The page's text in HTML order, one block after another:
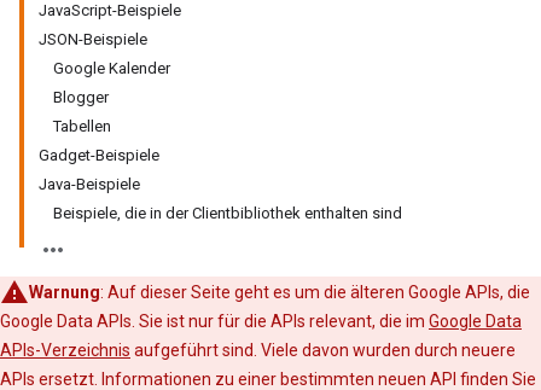
JavaScript-Beispiele
JSON-Beispiele
Google Kalender
Blogger
Tabellen
Gadget-Beispiele
Java-Beispiele
Beispiele, die in der Clientbibliothek enthalten sind
Warnung: Auf dieser Seite geht es um die älteren Google APIs, die
Google Data APIs. Sie ist nur für die APIs relevant, die im Google Data
APIs-Verzeichnis aufgeführt sind. Viele davon wurden durch neuere
APIs ersetzt. Informationen zu einer bestimmten neuen API finden Sie